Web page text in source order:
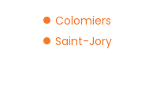
Colomiers
Saint-Jory